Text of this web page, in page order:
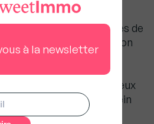
terrain et de la
les prochaines étapes de
L’association
de pilotage,
indicateurs de
aux adhérents de mieux
de leur activité au sein
à la newsletter